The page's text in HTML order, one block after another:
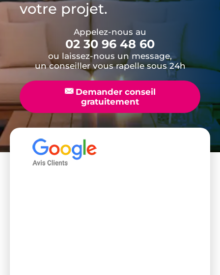
votre projet.
Appelez-nous au
02 30 96 48 60
ou laissez-nous un message,
un conseiller vous rapelle sous 24h
📧Demander conseil
gratuitement